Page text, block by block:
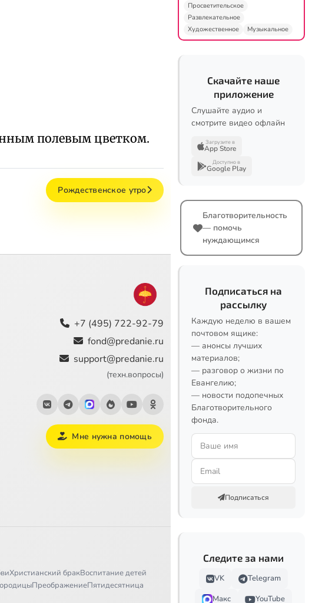
полевым цветком.
Рождественское утро
+7 (495) 722-92-79
fond@predanie.ru
support@predanie.ru
(техн.вопросы)
Мне нужна помощь
Христианский бракВоспитание детей
ПреображениеПятидесятница
Просветительское
Развлекательное
Художественное
Музыкальное
Скачайте наше
приложение
Слушайте аудио и
смотрите видео офлайн
Загрузите в
App Store
Доступно в
Google Play
Благотворительность
— помочь
нуждающимся
Подписаться на
рассылку
Каждую неделю в вашем
почтовом ящике:
— анонсы лучших
материалов;
— разговор о жизни по
Евангелию;
— новости подопечных
Благотворительного
фонда.
Подписаться
Следите за нами
VK
Telegram
Макс
YouTube